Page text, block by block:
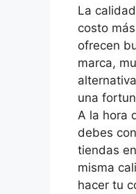
La
costo
ofrecen
marca,
una
A la hora
debes
tiendas
misma
hacer tu